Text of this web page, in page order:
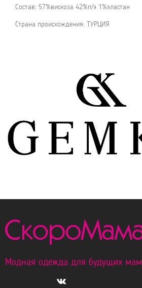
Состав: 57%вискоза 42%п/э 1%эластан
Страна происхождения: ТУРЦИЯ
Модная одежда для будущих мам